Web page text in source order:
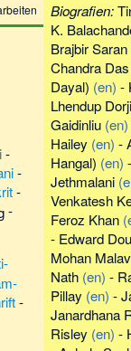
Biografien:
K.
Brajbir
Chandra Das
Dayal) (en) -
Lhendup
Gaidinliu (en)
Hailey (en) -
Hangal) (en) -
Jethmalani
Venkatesh
Feroz Khan
- Edward
Mohan
Nath (en) -
Pillay (en) -
Janardhana
Risley (en) -
-
-
-
-
-